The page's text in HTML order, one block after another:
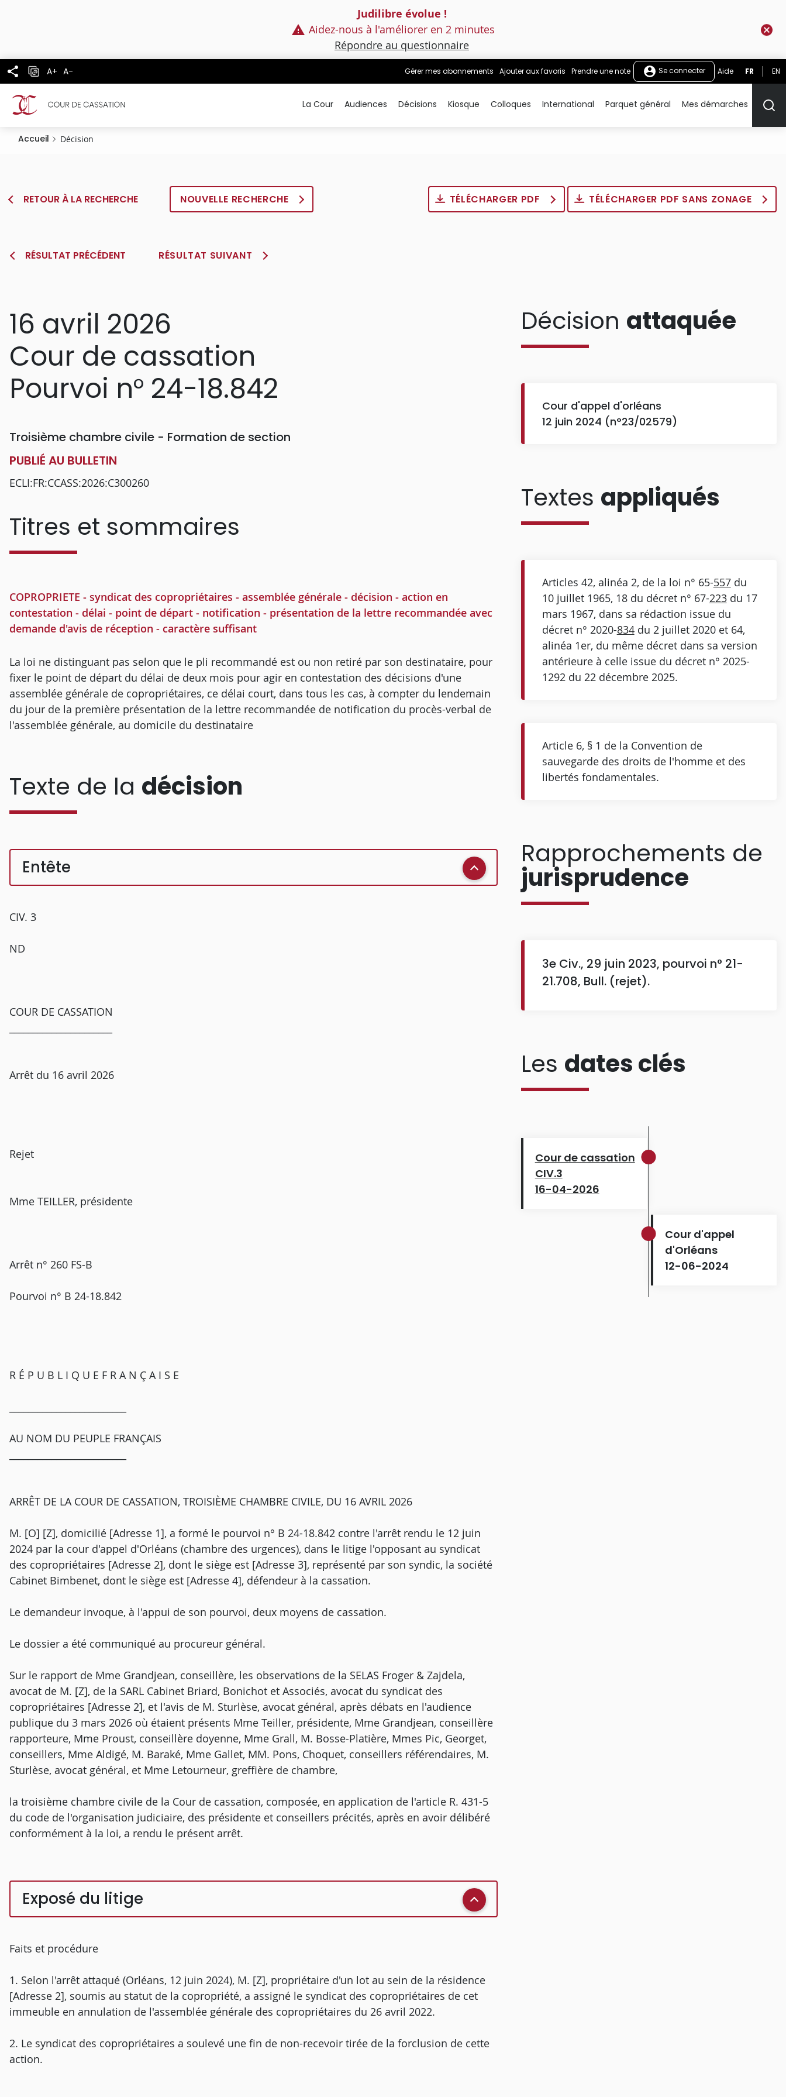
Judilibre évolue !
Aidez-nous à l'améliorer en 2 minutes
Répondre au questionnaire
A+ A- Gérer mes abonnements Ajouter aux favoris Prendre une note Se connecter Aide FR EN
La Cour Audiences Décisions Kiosque Colloques International Parquet général Mes démarches
Accueil Décision
RETOUR À LA RECHERCHE NOUVELLE RECHERCHE TÉLÉCHARGER PDF TÉLÉCHARGER PDF SANS ZONAGE
RÉSULTAT PRÉCÉDENT RÉSULTAT SUIVANT
16 avril 2026
Cour de cassation
Pourvoi n° 24-18.842
Troisième chambre civile - Formation de section
PUBLIÉ AU BULLETIN
ECLI:FR:CCASS:2026:C300260
Titres et sommaires
COPROPRIETE - syndicat des copropriétaires - assemblée générale - décision - action en
contestation - délai - point de départ - notification - présentation de la lettre recommandée avec
demande d'avis de réception - caractère suffisant
La loi ne distinguant pas selon que le pli recommandé est ou non retiré par son destinataire, pour
fixer le point de départ du délai de deux mois pour agir en contestation des décisions d'une
assemblée générale de copropriétaires, ce délai court, dans tous les cas, à compter du lendemain
du jour de la première présentation de la lettre recommandée de notification du procès-verbal de
l'assemblée générale, au domicile du destinataire
Texte de la décision
Entête
CIV. 3
ND
COUR DE CASSATION
Arrêt du 16 avril 2026
Rejet
Mme TEILLER, présidente
Arrêt n° 260 FS-B
Pourvoi n° B 24-18.842
R É P U B L I Q U E F R A N Ç A I S E
AU NOM DU PEUPLE FRANÇAIS
ARRÊT DE LA COUR DE CASSATION, TROISIÈME CHAMBRE CIVILE, DU 16 AVRIL 2026
M. [O] [Z], domicilié [Adresse 1], a formé le pourvoi n° B 24-18.842 contre l'arrêt rendu le 12 juin
2024 par la cour d'appel d'Orléans (chambre des urgences), dans le litige l'opposant au syndicat
des copropriétaires [Adresse 2], dont le siège est [Adresse 3], représenté par son syndic, la société
Cabinet Bimbenet, dont le siège est [Adresse 4], défendeur à la cassation.
Le demandeur invoque, à l'appui de son pourvoi, deux moyens de cassation.
Le dossier a été communiqué au procureur général.
Sur le rapport de Mme Grandjean, conseillère, les observations de la SELAS Froger & Zajdela,
avocat de M. [Z], de la SARL Cabinet Briard, Bonichot et Associés, avocat du syndicat des
copropriétaires [Adresse 2], et l'avis de M. Sturlèse, avocat général, après débats en l'audience
publique du 3 mars 2026 où étaient présents Mme Teiller, présidente, Mme Grandjean, conseillère
rapporteure, Mme Proust, conseillère doyenne, Mme Grall, M. Bosse-Platière, Mmes Pic, Georget,
conseillers, Mme Aldigé, M. Baraké, Mme Gallet, MM. Pons, Choquet, conseillers référendaires, M.
Sturlèse, avocat général, et Mme Letourneur, greffière de chambre,
la troisième chambre civile de la Cour de cassation, composée, en application de l'article R. 431-5
du code de l'organisation judiciaire, des présidente et conseillers précités, après en avoir délibéré
conformément à la loi, a rendu le présent arrêt.
Exposé du litige
Faits et procédure
1. Selon l'arrêt attaqué (Orléans, 12 juin 2024), M. [Z], propriétaire d'un lot au sein de la résidence
[Adresse 2], soumis au statut de la copropriété, a assigné le syndicat des copropriétaires de cet
immeuble en annulation de l'assemblée générale des copropriétaires du 26 avril 2022.
2. Le syndicat des copropriétaires a soulevé une fin de non-recevoir tirée de la forclusion de cette
action.
Décision attaquée
Cour d'appel d'orléans
12 juin 2024 (n°23/02579)
Textes appliqués
Articles 42, alinéa 2, de la loi n° 65-557du
10 juillet 1965, 18 du décret n° 67-223du 17
mars 1967, dans sa rédaction issue du
décret n° 2020-834du 2 juillet 2020 et 64,
alinéa 1er, du même décret dans sa version
antérieure à celle issue du décret n° 2025-
1292 du 22 décembre 2025.
Article 6, § 1 de la Convention de
sauvegarde des droits de l'homme et des
libertés fondamentales.
Rapprochements de
jurisprudence
3e Civ., 29 juin 2023, pourvoi n° 21-
21.708, Bull. (rejet).
Les dates clés
Cour de cassation
CIV.3
16-04-2026
Cour d'appel
d'Orléans
12-06-2024